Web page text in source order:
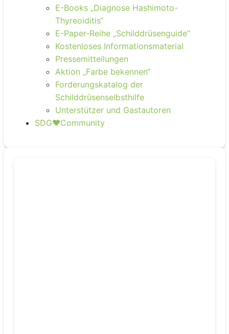
E-Books „Diagnose Hashimoto-
Thyreoiditis“
E-Paper-Reihe „Schilddrüsenguide“
Kostenloses Informationsmaterial
Pressemitteilungen
Aktion „Farbe bekennen“
Forderungskatalog der
Schilddrüsenselbsthilfe
Unterstützer und Gastautoren
SDG❤️Community